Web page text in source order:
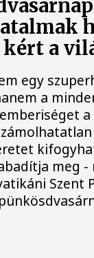
kért a
egy
a
meg -
Szent